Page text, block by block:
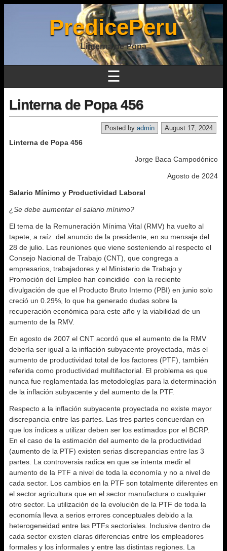
PredicePeru
Linterna de Popa
☰
Linterna de Popa 456
August 17, 2024
Posted by admin
Linterna de Popa 456
Jorge Baca Campodónico
Agosto de 2024
Salario Mínimo y Productividad Laboral
¿Se debe aumentar el salario mínimo?
El tema de la Remuneración Mínima Vital (RMV) ha vuelto al
tapete, a raíz del anuncio de la presidente, en su mensaje del
28 de julio. Las reuniones que viene sosteniendo al respecto el
Consejo Nacional de Trabajo (CNT), que congrega a
empresarios, trabajadores y el Ministerio de Trabajo y
Promoción del Empleo han coincidido con la reciente
divulgación de que el Producto Bruto Interno (PBI) en junio solo
creció un 0.29%, lo que ha generado dudas sobre la
recuperación económica para este año y la viabilidad de un
aumento de la RMV.
En agosto de 2007 el CNT acordó que el aumento de la RMV
debería ser igual a la inflación subyacente proyectada, más el
aumento de productividad total de los factores (PTF), también
referida como productividad multifactorial. El problema es que
nunca fue reglamentada las metodologías para la determinación
de la inflación subyacente y del aumento de la PTF.
Respecto a la inflación subyacente proyectada no existe mayor
discrepancia entre las partes. Las tres partes concuerdan en
que los índices a utilizar deben ser los estimados por el BCRP.
En el caso de la estimación del aumento de la productividad
(aumento de la PTF) existen serias discrepancias entre las 3
partes. La controversia radica en que se intenta medir el
aumento de la PTF a nivel de toda la economía y no a nivel de
cada sector. Los cambios en la PTF son totalmente diferentes en
el sector agricultura que en el sector manufactura o cualquier
otro sector. La utilización de la evolución de la PTF de toda la
economía lleva a serios errores conceptuales debido a la
heterogeneidad entre las PTFs sectoriales. Inclusive dentro de
cada sector existen claras diferencias entre los empleadores
formales y los informales y entre las distintas regiones. La